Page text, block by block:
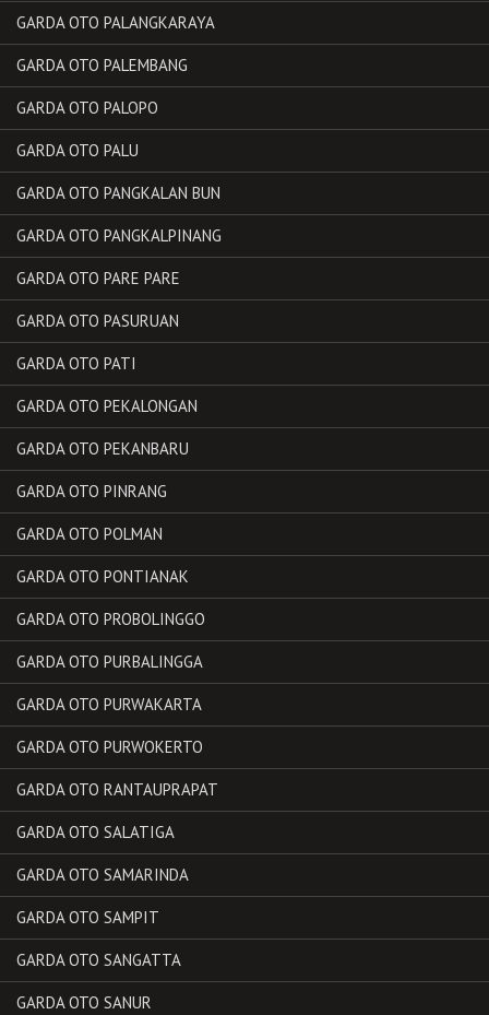
GARDA OTO PALANGKARAYA
GARDA OTO PALEMBANG
GARDA OTO PALOPO
GARDA OTO PALU
GARDA OTO PANGKALAN BUN
GARDA OTO PANGKALPINANG
GARDA OTO PARE PARE
GARDA OTO PASURUAN
GARDA OTO PATI
GARDA OTO PEKALONGAN
GARDA OTO PEKANBARU
GARDA OTO PINRANG
GARDA OTO POLMAN
GARDA OTO PONTIANAK
GARDA OTO PROBOLINGGO
GARDA OTO PURBALINGGA
GARDA OTO PURWAKARTA
GARDA OTO PURWOKERTO
GARDA OTO RANTAUPRAPAT
GARDA OTO SALATIGA
GARDA OTO SAMARINDA
GARDA OTO SAMPIT
GARDA OTO SANGATTA
GARDA OTO SANUR